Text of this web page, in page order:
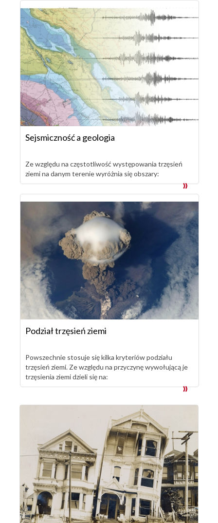
Sejsmiczność a geologia
Ze względu na częstotliwość występowania trzęsień
ziemi na danym terenie wyróżnia się obszary:
Podział trzęsień ziemi
Powszechnie stosuje się kilka kryteriów podziału
trzęsień ziemi. Ze względu na przyczynę wywołującą je
trzęsienia ziemi dzieli się na: